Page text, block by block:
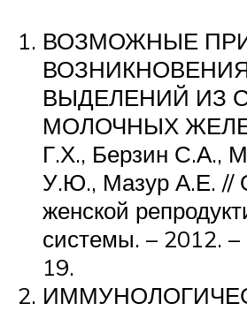
ВОЗМОЖНЫЕ
ВЫДЕЛЕНИЙ ИЗ
МОЛОЧНЫХ
Г.Х., Берзин С.А.,
У.Ю., Мазур А.Е. //
женской
системы. – 2012.
19.